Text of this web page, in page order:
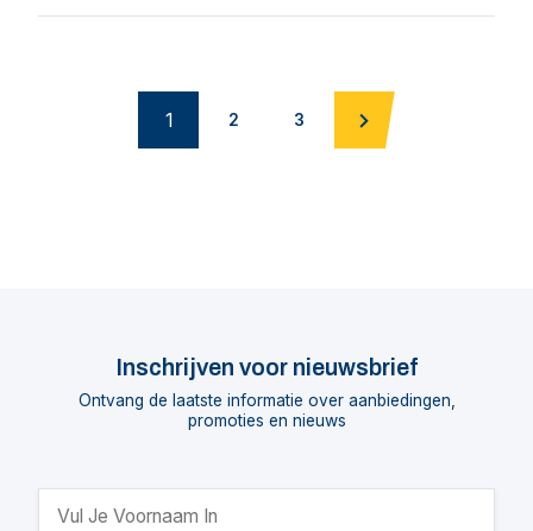
1 2 3
Inschrijven voor nieuwsbrief
Ontvang de laatste informatie over aanbiedingen,
promoties en nieuws